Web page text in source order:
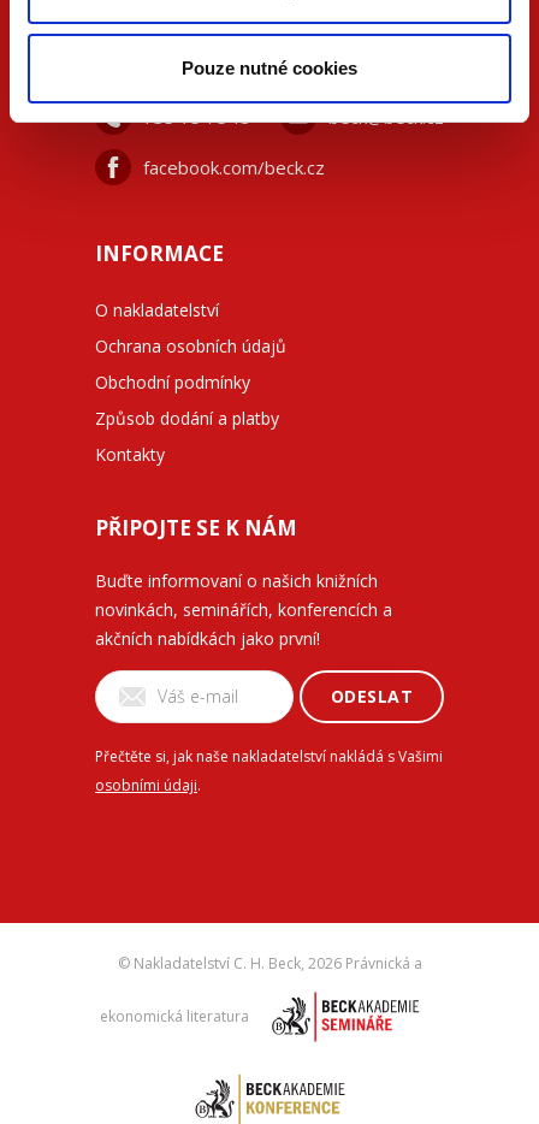
Pouze nutné cookies
KONTAKTUJTE NÁS
733 734 348 beck@beck.cz
facebook.com/beck.cz
INFORMACE
O nakladatelství
Ochrana osobních údajů
Obchodní podmínky
Způsob dodání a platby
Kontakty
PŘIPOJTE SE K NÁM
Buďte informovaní o našich knižních
novinkách, seminářích, konferencích a
akčních nabídkách jako první!
ODESLAT
Přečtěte si, jak naše nakladatelství nakládá s Vašimi
osobními údaji.
© Nakladatelství C. H. Beck, 2026 Právnická a
ekonomická literatura